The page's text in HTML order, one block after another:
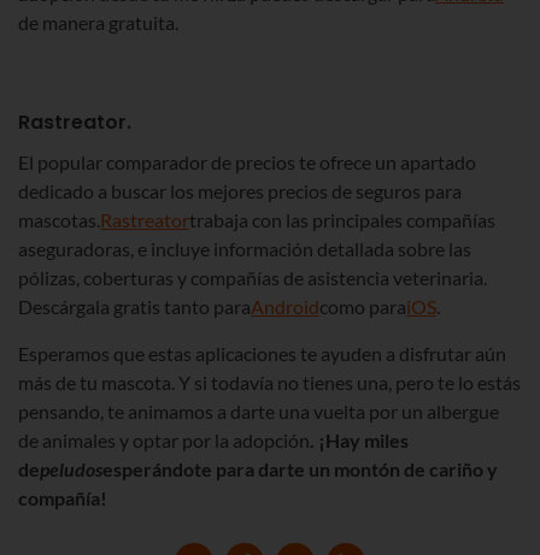
de manera gratuita.
Rastreator.
El popular comparador de precios te ofrece un apartado
dedicado a buscar los mejores precios de seguros para
mascotas.Rastreatortrabaja con las principales compañías
aseguradoras, e incluye información detallada sobre las
pólizas, coberturas y compañías de asistencia veterinaria.
Descárgala gratis tanto paraAndroidcomo paraiOS.
Esperamos que estas aplicaciones te ayuden a disfrutar aún
más de tu mascota. Y si todavía no tienes una, pero te lo estás
pensando, te animamos a darte una vuelta por un albergue
de animales y optar por la adopción. ¡Hay miles
depeludosesperándote para darte un montón de cariño y
compañía!